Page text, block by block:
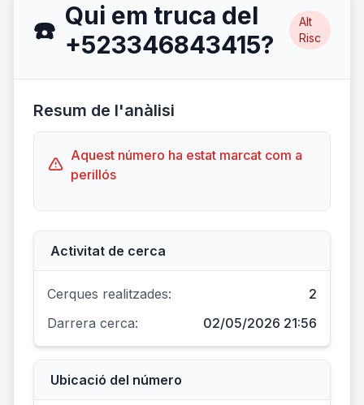
☎️ Qui em truca del
+523346843415?
Alt
Risc
Resum de l'anàlisi
Aquest número ha estat marcat com a
perillós
Activitat de cerca
Cerques realitzades:
2
Darrera cerca:
02/05/2026 21:56
Ubicació del número